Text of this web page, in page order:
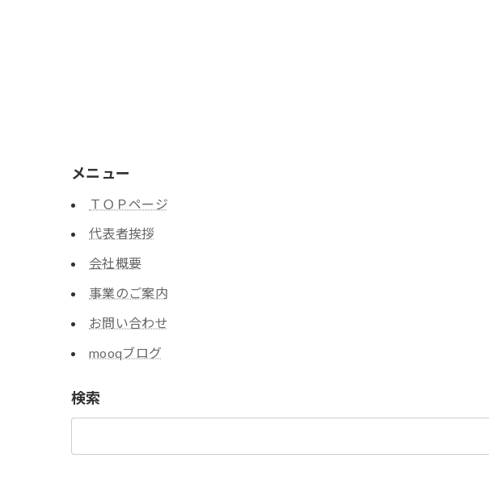
メニュー
ＴＯＰページ
代表者挨拶
会社概要
事業のご案内
お問い合わせ
mooqブログ
検索